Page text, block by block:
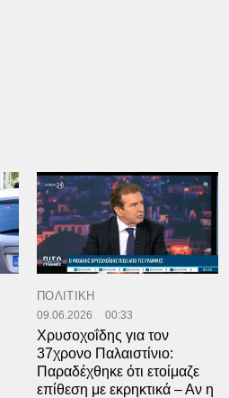
ΠΟΛΙΤΙΚΗ
09.06.2026 00:33
Χρυσοχοΐδης για τον
37χρονο Παλαιστίνιο:
Παραδέχθηκε ότι ετοίμαζε
επίθεση με εκρηκτικά – Αν η